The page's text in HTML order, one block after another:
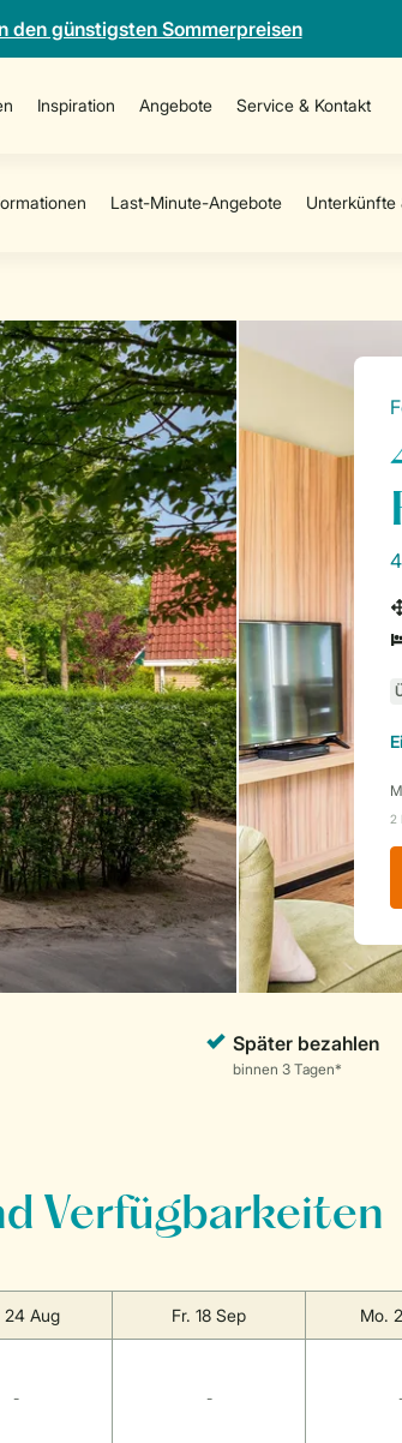
den günstigsten Sommerpreisen
Inspiration Angebote Service & Kontakt
Verfügbarkeiten
24 Aug Fr. 18 Sep Mo.
- -